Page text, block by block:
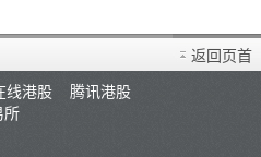
返回页首
线港股
腾讯港股
所